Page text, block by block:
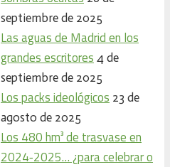
septiembre de 2025
Las aguas de Madrid en los
grandes escritores 4 de
septiembre de 2025
Los packs ideológicos 23 de
agosto de 2025
Los 480 hm³ de trasvase en
2024‑2025… ¿para celebrar o